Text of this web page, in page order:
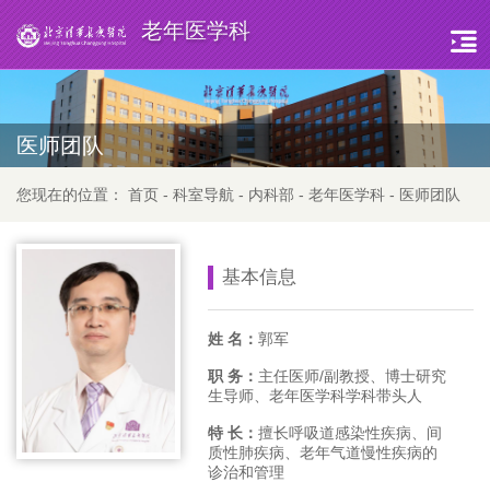
老年医学科
医师团队
您现在的位置： 首页 - 科室导航 - 内科部 - 老年医学科 - 医师团队
基本信息
姓 名： 郭军
职 务： 主任医师/副教授、博士研究
生导师、老年医学科学科带头人
特 长： 擅长呼吸道感染性疾病、间
质性肺疾病、老年气道慢性疾病的
诊治和管理